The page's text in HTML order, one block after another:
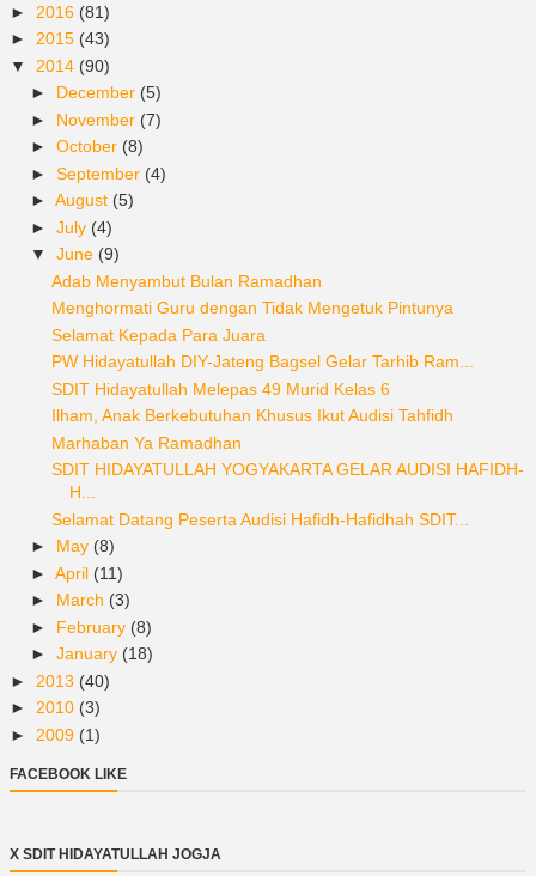
► 2016 (81)
► 2015 (43)
▼ 2014 (90)
► December (5)
► November (7)
► October (8)
► September (4)
► August (5)
► July (4)
▼ June (9)
Adab Menyambut Bulan Ramadhan
Menghormati Guru dengan Tidak Mengetuk Pintunya
Selamat Kepada Para Juara
PW Hidayatullah DIY-Jateng Bagsel Gelar Tarhib Ram...
SDIT Hidayatullah Melepas 49 Murid Kelas 6
Ilham, Anak Berkebutuhan Khusus Ikut Audisi Tahfidh
Marhaban Ya Ramadhan
SDIT HIDAYATULLAH YOGYAKARTA GELAR AUDISI HAFIDH-
H...
Selamat Datang Peserta Audisi Hafidh-Hafidhah SDIT...
► May (8)
► April (11)
► March (3)
► February (8)
► January (18)
► 2013 (40)
► 2010 (3)
► 2009 (1)
FACEBOOK LIKE
X SDIT HIDAYATULLAH JOGJA